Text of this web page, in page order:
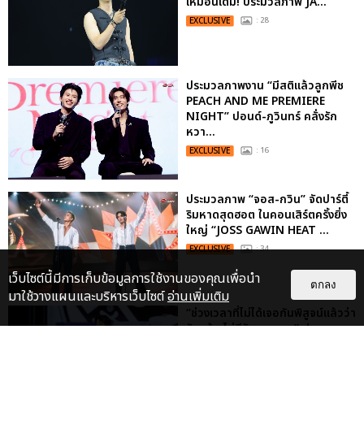
EXCLUSIVE : 28
ประมวลภาพงาน “มีสติแล้วลูกพีช
PEACH AND ME PREMIERE
NIGHT” ปอนด์-ภูวินทร์ คลั่งรัก
หวา...
EXCLUSIVE : 16
ประมวลภาพ “จอส-กวิน” จัดปาร์ตี้
ริมหาดสุดฮอต ในคอนเสิร์ตครั้งยิ่ง
ใหญ่ “JOSS GAWIN HEAT ...
EXCLUSIVE : 34
“ช่วงเวลาที่ไม่ได้เจอกันพิสูจน์แล้วว่า
รักแท้จะไม่มีวันจางหาย” ประมวล
เว็บไซต์นี้มีการเก็บข้อมูลการใช้งานของคุณเพื่อนำ
มาใช้วางแผนและบริหารเว็บไซต์อ่านเพิ่มเติม
ตกลง